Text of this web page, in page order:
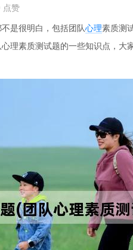
点赞
是很明白，包括团队心理素质测
理素质测试题的一些知识点，大